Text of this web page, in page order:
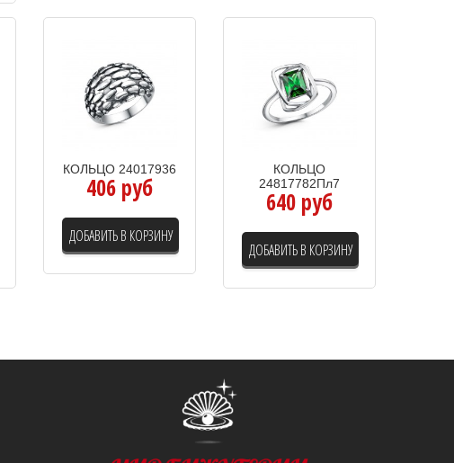
КОЛЬЦО 24017936
406 руб
ДОБАВИТЬ В КОРЗИНУ
КОЛЬЦО
24817782Пл7
640 руб
ДОБАВИТЬ В КОРЗИНУ